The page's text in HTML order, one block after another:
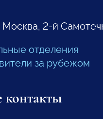
Москва, 2-й
отделения
за рубежом
контакты